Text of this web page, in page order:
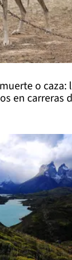
o caza:
en carreras